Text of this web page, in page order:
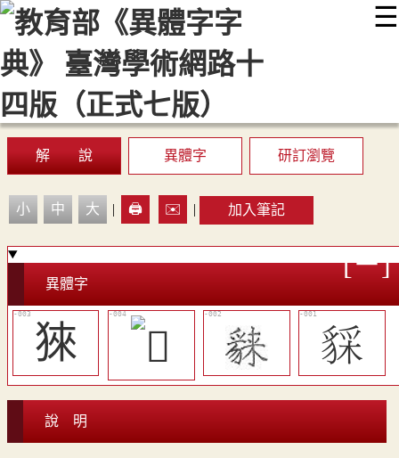
☰
::: 最新消息 常見問題 編輯說明
顯示模式
網站導覽
解 說 異體字 研訂瀏覽
小 中 大 | 🖨️ ✉️ | 加入筆記
異體字
猍 𧳥
說 明